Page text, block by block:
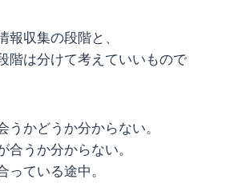
報収集の段階と、
階は分けて考えていいもので
うかどうか分からない。
合うか分からない。
っている途中。